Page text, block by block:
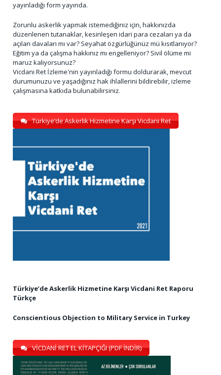
yayınladığı form yayında.
Zorunlu askerlik yapmak istemediğiniz için, hakkınızda
düzenlenen tutanaklar, kesinleşen idari para cezaları ya da
açılan davaları mı var? Seyahat özgürlüğünüz mü kısıtlanıyor?
Eğitim ya da çalışma hakkınız mı engelleniyor? Sivil ölüme mi
maruz kalıyorsunuz?
Vicdani Ret İzleme'nin yayınladığı formu doldurarak, mevcut
durumunuzu ve yaşadığınız hak ihlallerini bildirebilir, izleme
çalışmasına katkıda bulunabilirsiniz.
Türkiye’de Askerlik Hizmetine Karşı Vicdani Ret
Türkiye’de Askerlik Hizmetine Karşı Vicdani Ret Raporu
Türkçe
Conscientious Objection to Military Service in Turkey
VİCDANİ RET EL KİTAPÇIĞI (PDF İNDİR)